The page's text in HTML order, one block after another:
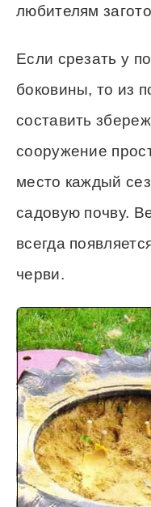
любителям
Если срезать у
боковины, то из
составить
сооружение
место каждый
садовую почву.
всегда
черви.